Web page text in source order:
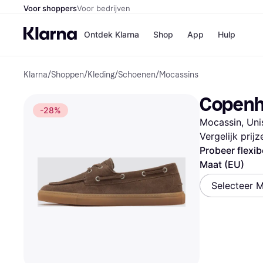
Voor shoppersVoor bedrijven
Ontdek Klarna Shop
Bol
H&M
App Hulp
Klarna/Shoppen/Kleding/Schoenen/Mocassins
-28%
Mocassin,
Vergelijk
Probeer
Maat (EU)
Selecteer